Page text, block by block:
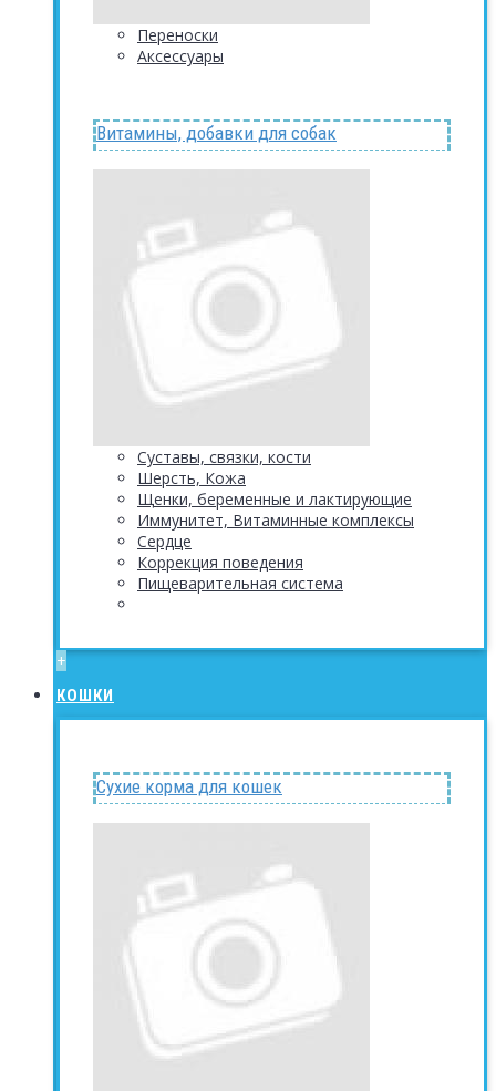
Переноски
Аксессуары
Витамины, добавки для собак
Суставы, связки, кости
Шерсть, Кожа
Щенки, беременные и лактирующие
Иммунитет, Витаминные комплексы
Сердце
Коррекция поведения
Пищеварительная система
+
КОШКИ
Сухие корма для кошек